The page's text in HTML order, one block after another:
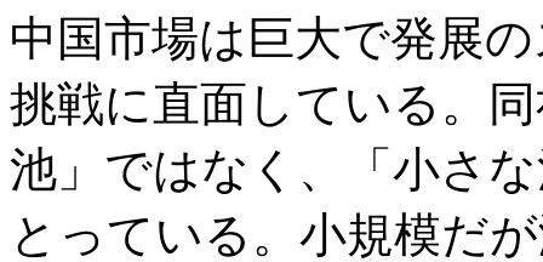
中国市場は巨大で発展
挑戦に直面している。
池」ではなく、「小さ
とっている。小規模だ